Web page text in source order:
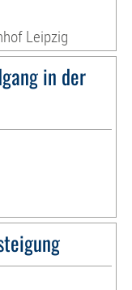
Leipzig
in der